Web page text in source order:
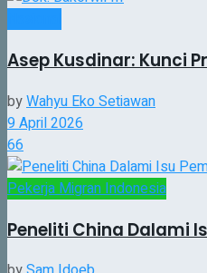
Asep Kusdinar: Kunci
byWahyu Eko Setiawan
9 April 2026
66
Pekerja Migran Indonesia
Peneliti China Dalami